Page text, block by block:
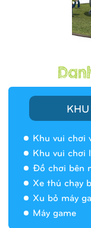
Khu vui chơi
Khu vui chơi
Đồ chơi bên
Xe thú chạy
Xu bỏ máy
Máy game